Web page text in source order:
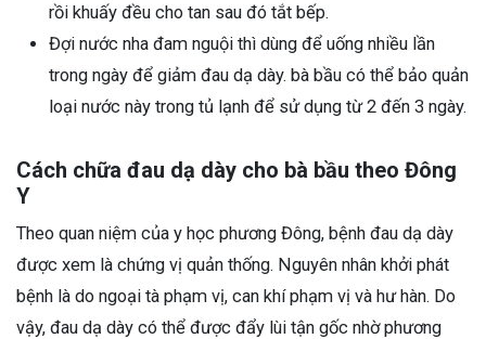
rồi khuấy đều cho tan sau đó tắt bếp.
Đợi nước nha đam nguội thì dùng để uống nhiều lần
trong ngày để giảm đau dạ dày. bà bầu có thể bảo quản
loại nước này trong tủ lạnh để sử dụng từ 2 đến 3 ngày.
Cách chữa đau dạ dày cho bà bầu theo Đông
Y
Theo quan niệm của y học phương Đông, bệnh đau dạ dày
được xem là chứng vị quản thống. Nguyên nhân khởi phát
bệnh là do ngoại tà phạm vị, can khí phạm vị và hư hàn. Do
vậy, đau dạ dày có thể được đẩy lùi tận gốc nhờ phương